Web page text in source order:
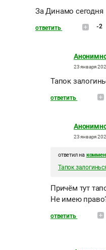
За Динамо сегодня
ответить -2
23 января
Тапок
ответить
23 января
ответил на
Тапок
Причём тут
Не имею
ответить